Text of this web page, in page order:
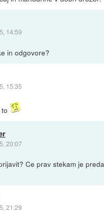
14:59
in odgovore?
15:35
20:07
Ce prav stekam je
21:29